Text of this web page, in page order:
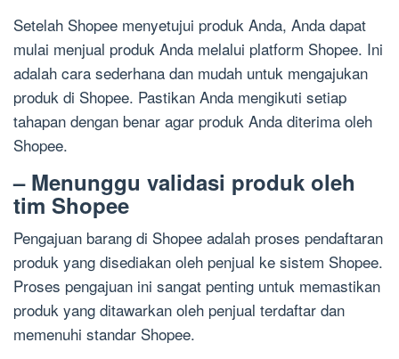
Setelah Shopee menyetujui produk Anda, Anda dapat
mulai menjual produk Anda melalui platform Shopee. Ini
adalah cara sederhana dan mudah untuk mengajukan
produk di Shopee. Pastikan Anda mengikuti setiap
tahapan dengan benar agar produk Anda diterima oleh
Shopee.
– Menunggu validasi produk oleh
tim Shopee
Pengajuan barang di Shopee adalah proses pendaftaran
produk yang disediakan oleh penjual ke sistem Shopee.
Proses pengajuan ini sangat penting untuk memastikan
produk yang ditawarkan oleh penjual terdaftar dan
memenuhi standar Shopee.